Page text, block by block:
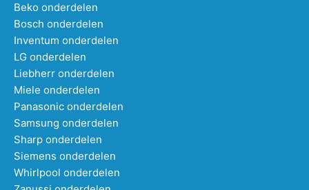
Beko onderdelen
Bosch onderdelen
Inventum onderdelen
LG onderdelen
Liebherr onderdelen
Miele onderdelen
Panasonic onderdelen
Samsung onderdelen
Sharp onderdelen
Siemens onderdelen
Whirlpool onderdelen